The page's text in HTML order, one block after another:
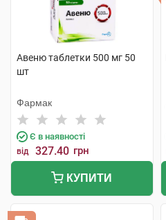
Авеню таблетки 500 мг 50
шт
Фармак
Є в наявності
від 327.40 грн
КУПИТИ